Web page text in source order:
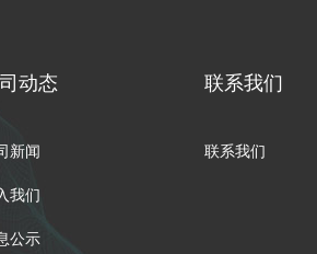
动态
新闻
我们
公示
联系我们
联系我们